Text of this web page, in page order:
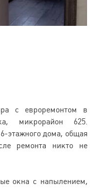
с евроремонтом в
микрорайон 625.
этажного дома, общая
ремонта никто не
окна с напылением,